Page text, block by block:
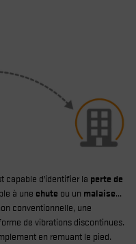
capable d’identifier la perte de
à une chute ou un malaise...
conventionnelle, une
de vibrations discontinues.
en remuant le pied.